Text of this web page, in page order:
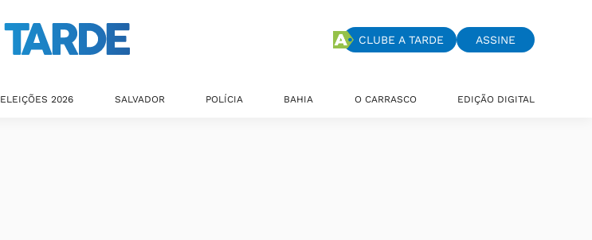
CLUBE A TARDE ASSINE
ELEIÇÕES 2026 SALVADOR POLÍCIA BAHIA O CARRASCO EDIÇÃO DIGITAL